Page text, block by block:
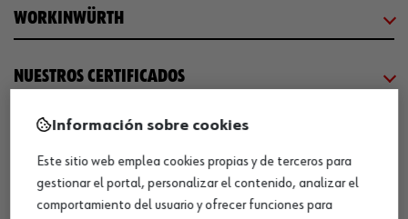
WORKINWÜRTH
NUESTROS CERTIFICADOS
¡WÜRTH EMPRESA SOLIDARIA!
Información sobre cookies
Este sitio web emplea cookies propias y de terceros para
gestionar el portal, personalizar el contenido, analizar el
comportamiento del usuario y ofrecer funciones para